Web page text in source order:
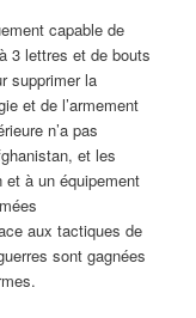
capable de
3 lettres et de bouts
supprimer la
et de l’armement
n’a pas
et les
à un équipement
aux tactiques de
sont gagnées